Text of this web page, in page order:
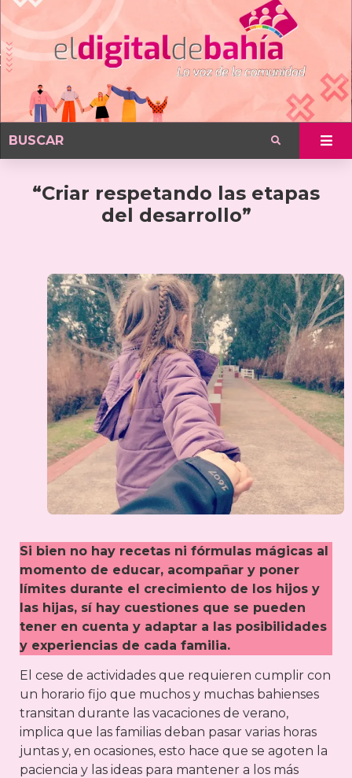
“Criar respetando las etapas
del desarrollo”
Si bien no hay recetas ni fórmulas mágicas al
momento de educar, acompañar y poner
límites durante el crecimiento de los hijos y
las hijas, sí hay cuestiones que se pueden
tener en cuenta y adaptar a las posibilidades
y experiencias de cada familia.
El cese de actividades que requieren cumplir con
un horario fijo que muchos y muchas bahienses
transitan durante las vacaciones de verano,
implica que las familias deban pasar varias horas
juntas y, en ocasiones, esto hace que se agoten la
paciencia y las ideas para mantener a los más